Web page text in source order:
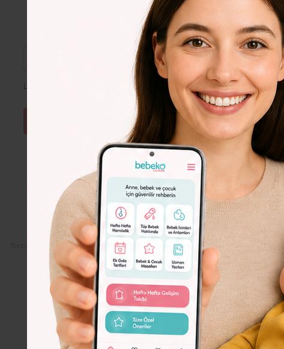
ŞİFRE SIFIRLA
Lütfen e-posta adresinizi giriniz
Sizin İçin Hukuk Yargıtay'dan Emsal Miras Kararı